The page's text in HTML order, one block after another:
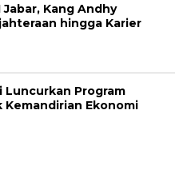
Kang Andhy
hingga Karier
Luncurkan Program
Ekonomi